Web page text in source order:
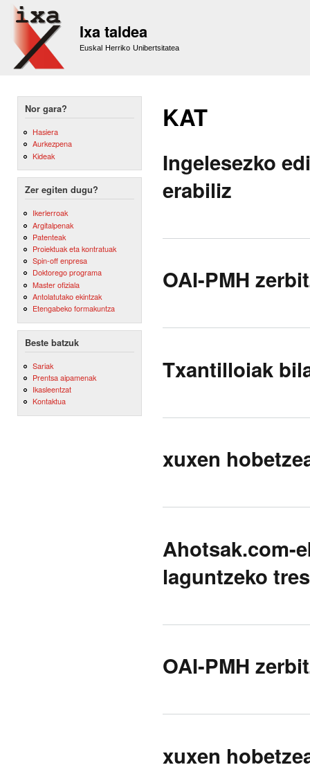
Ixa taldea
Euskal Herriko Unibertsitatea
Nor gara?
Hasiera
Aurkezpena
Kideak
Zer egiten dugu?
Ikerlerroak
Argitalpenak
Patenteak
Proiektuak eta kontratuak
Spin-off enpresa
Doktorego programa
Master ofiziala
Antolatutako ekintzak
Etengabeko formakuntza
Beste batzuk
Sariak
Prentsa aipamenak
Ikasleentzat
Kontaktua
KAT
Ingelesezko
erabiliz
OAI-PMH
Txantilloiak
xuxen
Ahotsak.com-
laguntzeko
OAI-PMH
xuxen